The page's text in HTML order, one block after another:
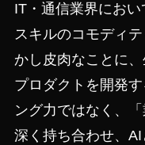
IT・通信業界にお
スキルのコモディ
かし皮肉なことに
プロダクトを開発
ング力ではなく、
深く持ち合わせ、